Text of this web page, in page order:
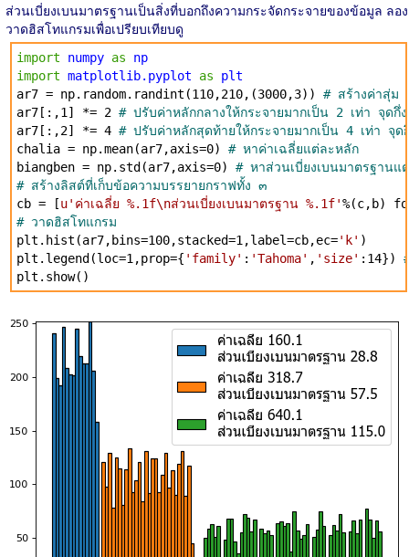
ส่วนเบี่ยงเบนมาตรฐานเป็นสิ่งที่บอกถึงความกระจัดกระจายของข้อมูล ลอง
วาดฮิสโทแกรมเพื่อเปรียบเทียบดู
import numpy as np
import matplotlib.pyplot as plt
ar7 = np.random.randint(110,210,(3000,3)) # สร้างค่าสุ่ม
ar7[:,1] *= 2 # ปรับค่าหลักกลางให้กระจายมากเป็น 2 เท่า จุดกึ่
ar7[:,2] *= 4 # ปรับค่าหลักสุดท้ายให้กระจายมากเป็น 4 เท่า จุด
chalia = np.mean(ar7,axis=0) # หาค่าเฉลี่ยแต่ละหลัก
biangben = np.std(ar7,axis=0) # หาส่วนเบี่ยงเบนมาตรฐานแ
# สร้างลิสต์ที่เก็บข้อความบรรยายกราฟทั้ง ๓
cb = [u'ค่าเฉลี่ย %.1f\nส่วนเบี่ยงเบนมาตรฐาน %.1f'%(c,b)
# วาดฮิสโทแกรม
plt.hist(ar7,bins=100,stacked=1,label=cb,ec='k' )
plt.legend(loc=1,prop={ 'family' : 'Tahoma' , 'size' :14})
plt.show()